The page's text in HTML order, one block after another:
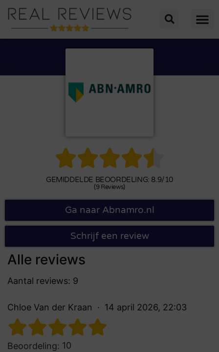

GEMIDDELDE BEOORDELING: 8.9/10
(9 Reviews)
Ga naar Abnamro.nl
Schrijf een review
Alle reviews
Aantal reviews: 9
Chloe Van der Kraan 14 april 2026, 22:03
Beoordeling: 10